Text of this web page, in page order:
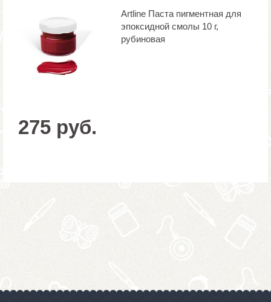
Artline Паста пигментная для
эпоксидной смолы 10 г,
рубиновая
275 руб.